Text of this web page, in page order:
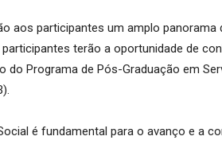
aos participantes um amplo panorama
terão a oportunidade de
Programa de Pós-Graduação em
é fundamental para o avanço e a